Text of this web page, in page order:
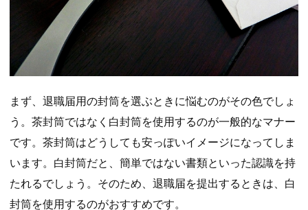
まず、退職届用の封筒を選ぶときに悩むのがその色でしょ
う。茶封筒ではなく白封筒を使用するのが一般的なマナー
です。茶封筒はどうしても安っぽいイメージになってしま
います。白封筒だと、簡単ではない書類といった認識を持
たれるでしょう。そのため、退職届を提出するときは、白
封筒を使用するのがおすすめです。